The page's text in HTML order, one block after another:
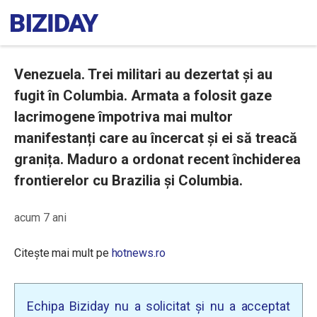
Venezuela. Trei militari au dezertat și au
fugit în Columbia. Armata a folosit gaze
lacrimogene împotriva mai multor
manifestanți care au încercat și ei să treacă
granița. Maduro a ordonat recent închiderea
frontierelor cu Brazilia și Columbia.
acum 7 ani
Citește mai mult pe hotnews.ro
Echipa Biziday nu a solicitat și nu a acceptat